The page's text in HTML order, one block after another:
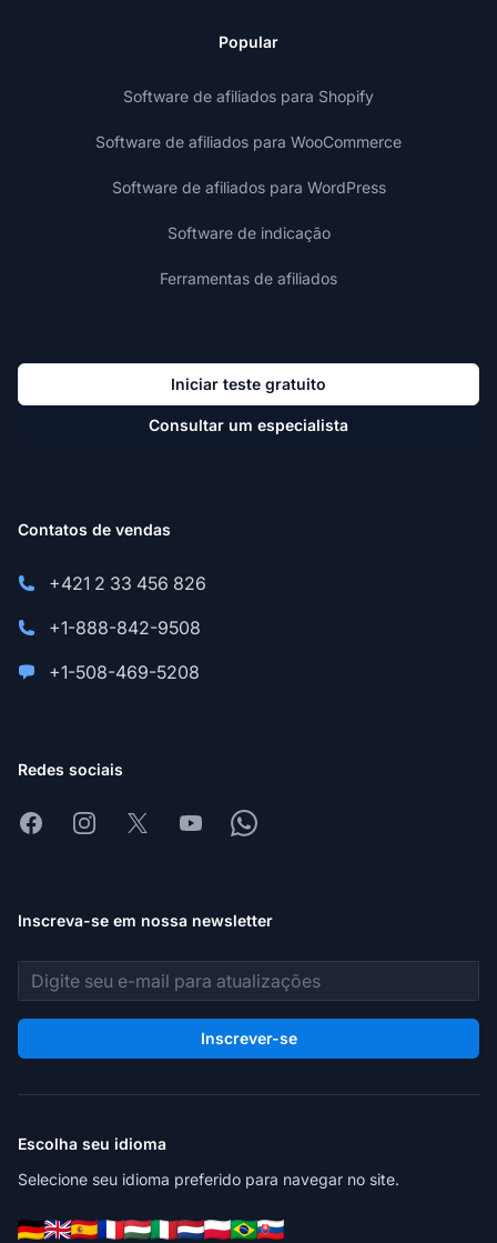
Popular
Software de afiliados para Shopify
Software de afiliados para WooCommerce
Software de afiliados para WordPress
Software de indicação
Ferramentas de afiliados
Iniciar teste gratuito
Consultar um especialista
Contatos de vendas
+421 2 33 456 826
+1-888-842-9508
+1-508-469-5208
Redes sociais
FacebookInstagram
X YoutubeWhatsapp
Inscreva-se em nossa newsletter
Endereço de e-mail
Inscrever-se
Escolha seu idioma
Selecione seu idioma preferido para navegar no site.